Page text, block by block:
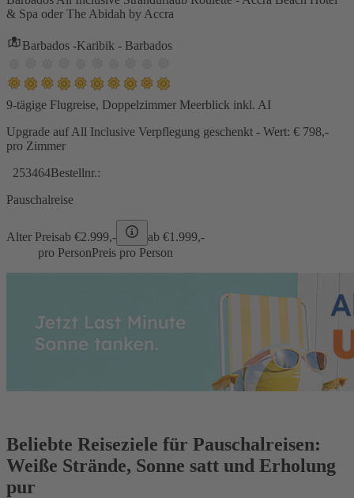
& Spa oder The Abidah by Accra
Barbados -Karibik - Barbados
9-tägige Flugreise, Doppelzimmer Meerblick inkl. AI
Upgrade auf All Inclusive Verpflegung geschenkt - Wert: € 798,-
pro Zimmer
253464Bestellnr.:
Pauschalreise
Alter Preisab €2.999,- ab €1.999,-
pro PersonPreis pro Person
Beliebte Reiseziele für Pauschalreisen:
Weiße Strände, Sonne satt und Erholung
pur